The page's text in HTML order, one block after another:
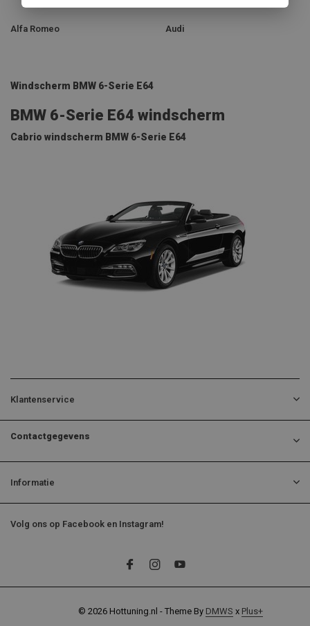
Alfa Romeo Audi
Windscherm BMW 6-Serie E64
BMW 6-Serie E64 windscherm
Cabrio windscherm BMW 6-Serie E64
Klantenservice
Contactgegevens
Informatie
Volg ons op Facebook en Instagram!
© 2026 Hottuning.nl - Theme By DMWS x Plus+